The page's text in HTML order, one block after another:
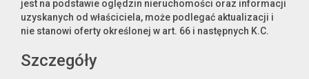
jest na podstawie oględzin nieruchomości oraz informacji
uzyskanych od właściciela, może podlegać aktualizacji i
nie stanowi oferty określonej w art. 66 i następnych K.C.
Szczegóły